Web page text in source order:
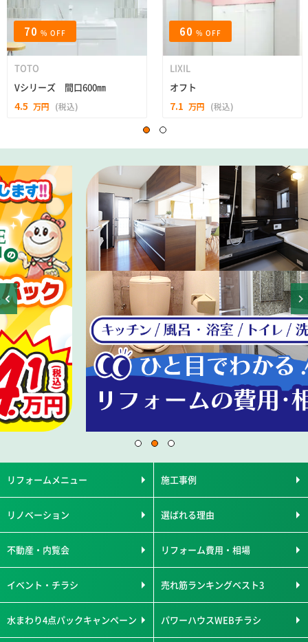
70% OFF
TOTO
Vシリーズ 間口600㎜
4.5 万円 (税込)
60% OFF
LIXIL
オフト
7.1 万円 (税込)
リフォームメニュー 施工事例
リノベーション 選ばれる理由
不動産・内覧会 リフォーム費用・相場
イベント・チラシ 売れ筋ランキングベスト3
水まわり4点パックキャンペーン パワーハウスWEBチラシ